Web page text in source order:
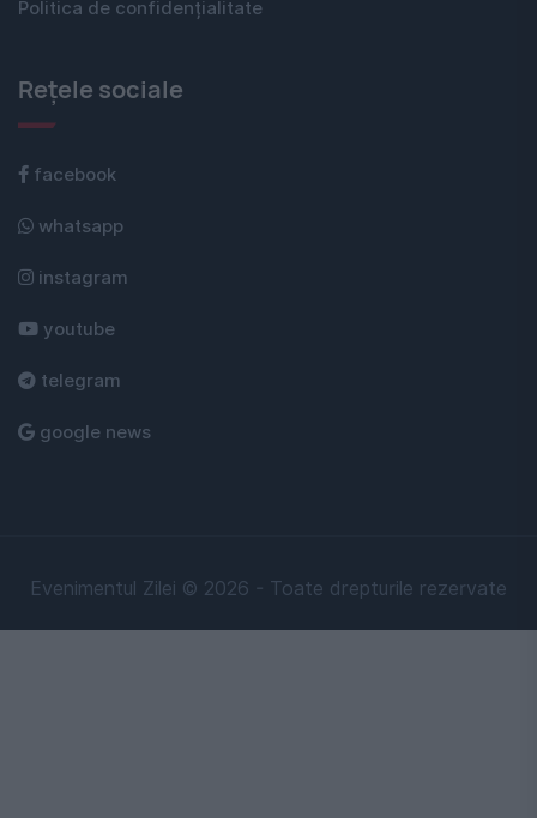
Politica de confidențialitate
Rețele sociale
facebook
whatsapp
instagram
youtube
telegram
google news
Evenimentul Zilei © 2026 - Toate drepturile rezervate